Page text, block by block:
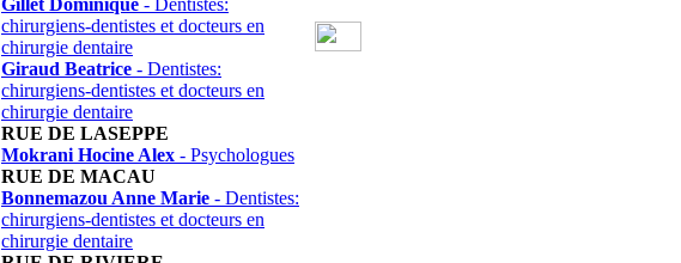
chirurgiens-dentistes et docteurs en
chirurgie dentaire
Giraud Beatrice - Dentistes:
chirurgiens-dentistes et docteurs en
chirurgie dentaire
RUE DE LASEPPE
Mokrani Hocine Alex - Psychologues
RUE DE MACAU
Bonnemazou Anne Marie - Dentistes:
chirurgiens-dentistes et docteurs en
chirurgie dentaire